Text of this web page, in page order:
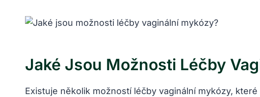
Jaké Jsou Možnosti Léčby
Existuje několik možností léčby vaginální mykózy,